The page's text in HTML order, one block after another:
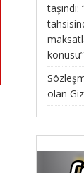
konusu”
olan